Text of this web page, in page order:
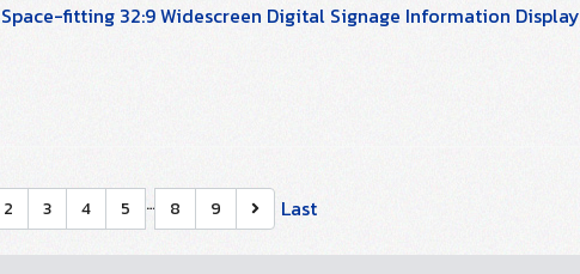
fitting 32:9 Widescreen Digital Signage Information Display
2 3 4 5 … 8 9 Last